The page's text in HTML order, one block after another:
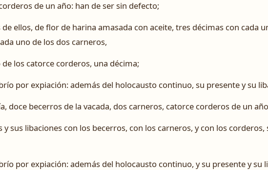
de un año: han de ser sin defecto;
de ellos, de flor de harina amasada con aceite, tres décimas con cada
uno de los dos carneros,
de los catorce corderos, una décima;
por expiación: además del holocausto continuo, su presente y su
doce becerros de la vacada, dos carneros, catorce corderos de un
y sus libaciones con los becerros, con los carneros, y con los
por expiación: además del holocausto continuo, y su presente y su